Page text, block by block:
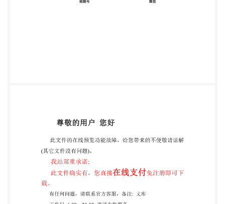
用途电器噪声测试方法 滚筒式干 衣机的特殊要求》
准的历次版本发布情况为： GB/T4214.7—2012 I